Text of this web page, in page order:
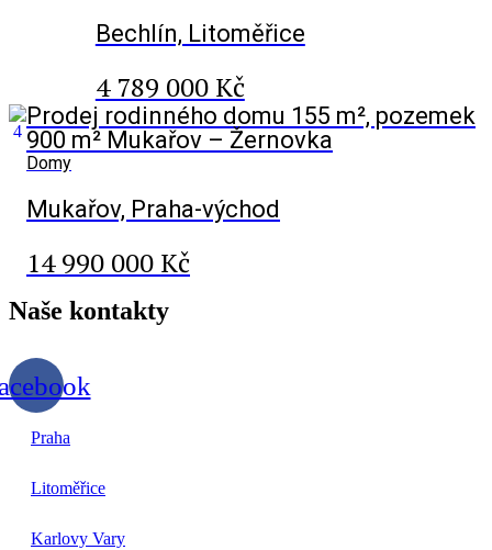
Bechlín, Litoměřice
4 789 000 Kč
Prodej rodinného domu 155 m², pozemek
900 m² Mukařov – Žernovka
Domy
Mukařov, Praha-východ
14 990 000 Kč
Naše kontakty
Praha
Litoměřice
Karlovy Vary